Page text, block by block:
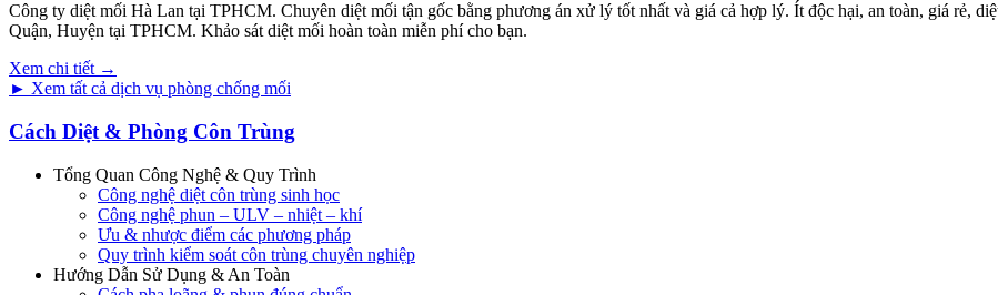
Công ty diệt mối Hà Lan tại TPHCM. Chuyên diệt mối tận gốc bằng phương án xử lý tốt nhất và giá cả hợp lý. Ít độc hại, an toàn, giá rẻ,
Quận, Huyện tại TPHCM. Khảo sát diệt mối hoàn toàn miễn phí cho bạn.
Xem chi tiết →
► Xem tất cả dịch vụ phòng chống mối
Cách Diệt & Phòng Côn Trùng
Tổng Quan Công Nghệ & Quy Trình
Công nghệ diệt côn trùng sinh học
Công nghệ phun – ULV – nhiệt – khí
Ưu & nhược điểm các phương pháp
Quy trình kiểm soát côn trùng chuyên nghiệp
Hướng Dẫn Sử Dụng & An Toàn